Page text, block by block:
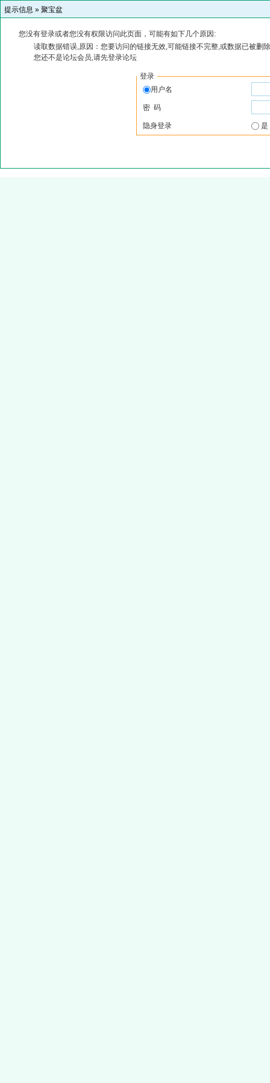
提示信息 » 聚宝盆
您没有登录或者您没有权限访问此页面，可能有如下几个原因:
读取数据错误,原因：您要访问的链接无效,可能链接不完整,或数据已被删
您还不是论坛会员,请先登录论坛
登录
用户名
密 码
隐身登录